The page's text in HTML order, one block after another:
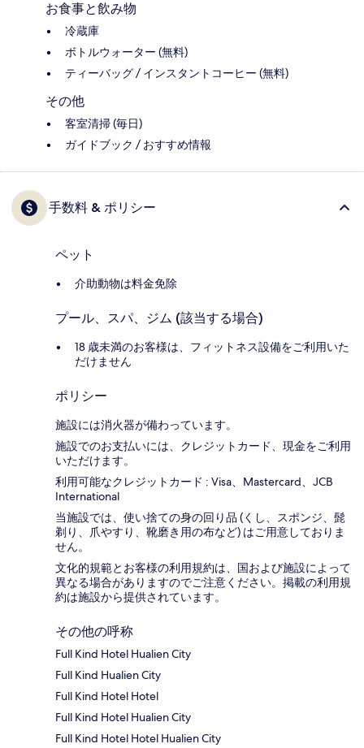
お食事と飲み物
冷蔵庫
ボトルウォーター (無料)
ティーバッグ / インスタントコーヒー (無料)
その他
客室清掃 (毎日)
ガイドブック / おすすめ情報
手数料 & ポリシー
ペット
介助動物は料金免除
プール、スパ、ジム (該当する場合)
18 歳未満のお客様は、フィットネス設備をご利用いた
だけません
ポリシー
施設には消火器が備わっています。
施設でのお支払いには、クレジットカード、現金をご利用
いただけます。
利用可能なクレジットカード : Visa、Mastercard、JCB
International
当施設では、使い捨ての身の回り品 (くし、スポンジ、髭
剃り、爪やすり、靴磨き用の布など) はご用意しておりま
せん。
文化的規範とお客様の利用規約は、国および施設によって
異なる場合がありますのでご注意ください。掲載の利用規
約は施設から提供されています。
その他の呼称
Full Kind Hotel Hualien City
Full Kind Hualien City
Full Kind Hotel Hotel
Full Kind Hotel Hualien City
Full Kind Hotel Hotel Hualien City